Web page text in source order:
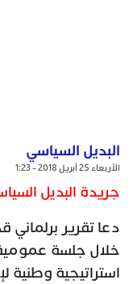
البديل السياسي
الأربعاء 25 أبريل 2018 - 1:23
جريدة البديل
دعا تقرير برلماني
خلال جلسة
استراتيجية وطنية